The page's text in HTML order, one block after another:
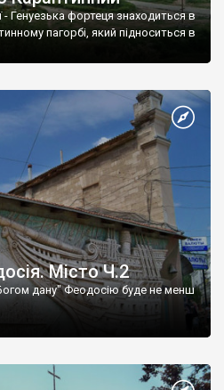
Генуезька фортеця знаходиться в
пагорбі, який підноситься в
Місто Ч.2
дану" Феодосію буде не менш